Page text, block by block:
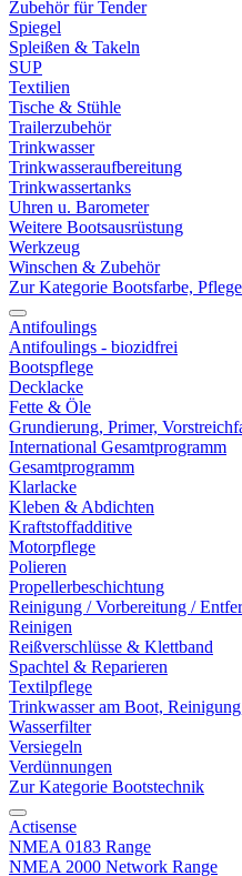
Zubehör für Tender
Spiegel
Spleißen & Takeln
SUP
Textilien
Tische & Stühle
Trailerzubehör
Trinkwasser
Trinkwasseraufbereitung
Trinkwassertanks
Uhren u. Barometer
Weitere Bootsausrüstung
Werkzeug
Winschen & Zubehör
Zur Kategorie Bootsfarbe,
Antifoulings
Antifoulings - biozidfrei
Bootspflege
Decklacke
Fette & Öle
Grundierung, Primer,
International Gesamtprogramm
Gesamtprogramm
Klarlacke
Kleben & Abdichten
Kraftstoffadditive
Motorpflege
Polieren
Propellerbeschichtung
Reinigung / Vorbereitung /
Reinigen
Reißverschlüsse & Klettband
Spachtel & Reparieren
Textilpflege
Trinkwasser am Boot,
Wasserfilter
Versiegeln
Verdünnungen
Zur Kategorie Bootstechnik
Actisense
NMEA 0183 Range
NMEA 2000 Network Range